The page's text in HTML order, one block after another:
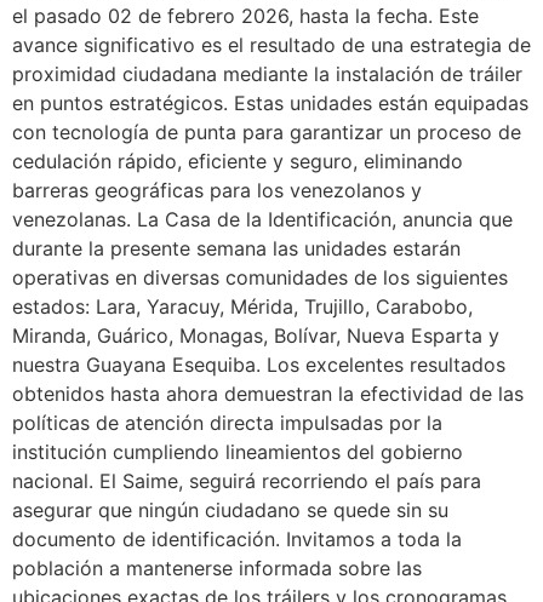
el pasado 02 de febrero 2026, hasta la fecha. Este
avance significativo es el resultado de una estrategia de
proximidad ciudadana mediante la instalación de tráiler
en puntos estratégicos. Estas unidades están equipadas
con tecnología de punta para garantizar un proceso de
cedulación rápido, eficiente y seguro, eliminando
barreras geográficas para los venezolanos y
venezolanas. La Casa de la Identificación, anuncia que
durante la presente semana las unidades estarán
operativas en diversas comunidades de los siguientes
estados: Lara, Yaracuy, Mérida, Trujillo, Carabobo,
Miranda, Guárico, Monagas, Bolívar, Nueva Esparta y
nuestra Guayana Esequiba. Los excelentes resultados
obtenidos hasta ahora demuestran la efectividad de las
políticas de atención directa impulsadas por la
institución cumpliendo lineamientos del gobierno
nacional. El Saime, seguirá recorriendo el país para
asegurar que ningún ciudadano se quede sin su
documento de identificación. Invitamos a toda la
población a mantenerse informada sobre las
ubicaciones exactas de los tráilers y los cronogramas